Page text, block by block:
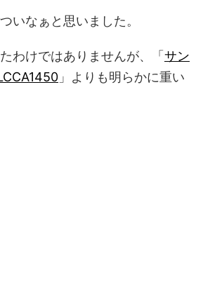
いなぁと思いました。
わけではありませんが、「サン
」よりも明らかに重い